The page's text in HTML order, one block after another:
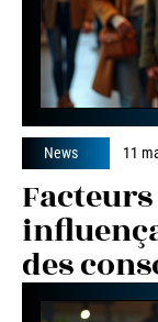
News 11
des